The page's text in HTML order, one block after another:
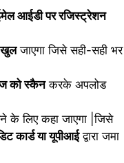
आईडी पर रजिस्ट्रेशन
खुलजाएगा जिसे सही-सही भर
को स्कैनकरके अपलोड
लिए कहा जाएगा |जिसे
कार्ड या यूपीआईद्वारा जमा